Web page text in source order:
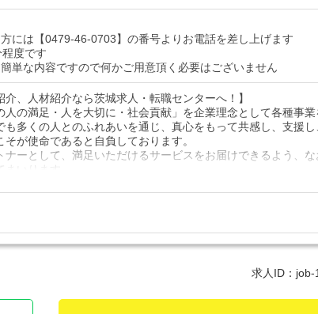
には【0479-46-0703】の番号よりお電話を差し上げます
度です
単な内容ですので何かご用意頂く必要はございません
介、人材紹介なら茨城求人・転職センターへ！】
人の満足・人を大切に・社会貢献」を企業理念として各種事業
も多くの人とのふれあいを通じ、真心をもって共感し、支援し
が使命であると自負しております。
ナーとして、満足いただけるサービスをお届けできるよう、な
まいります。
ぜひご連絡ください！
求人ID：job-